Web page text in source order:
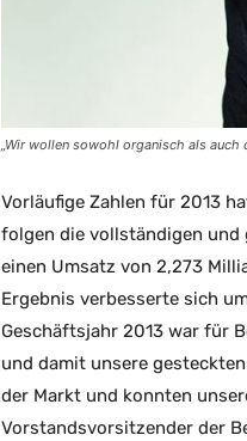
„Wir wollen sowohl organisch als auch
Vorläufige Zahlen für 2013
folgen die vollständigen und
einen Umsatz von 2,273
Ergebnis verbesserte sich
Geschäftsjahr 2013 war für
und damit unsere
der Markt und konnten
Vorstandsvorsitzender der